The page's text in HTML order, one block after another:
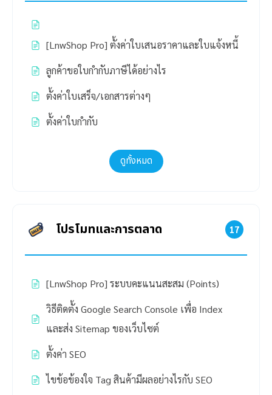
[LnwShop Pro] ตั้งค่าใบเสนอราคาและใบแจ้งหนี้
ลูกค้าขอใบกำกับภาษีได้อย่างไร
ตั้งค่าใบเสร็จ/เอกสารต่างๆ
ตั้งค่าใบกำกับ
ดูทั้งหมด
โปรโมทและการตลาด 17
[LnwShop Pro] ระบบคะแนนสะสม (Points)
วิธีติดตั้ง Google Search Console เพื่อ Index
และส่ง Sitemap ของเว็บไซต์
ตั้งค่า SEO
ไขข้อข้องใจ Tag สินค้ามีผลอย่างไรกับ SEO